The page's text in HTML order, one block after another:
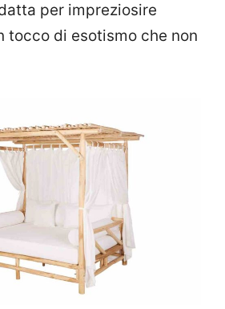
per impreziosire
tocco di esotismo che non